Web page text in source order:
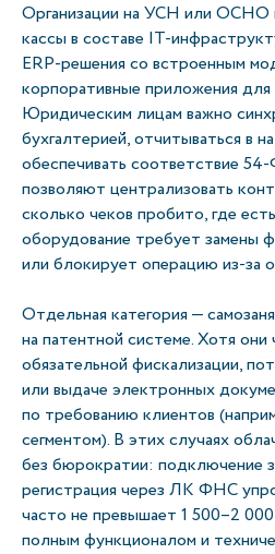
Организации на УСН или ОСНО
кассы в составе IT-
ERP-решения со встроенным
корпоративные приложения для
Юридическим лицам важно
бухгалтерией, отчитываться в
обеспечивать соответствие
позволяют централизовать
сколько чеков пробито, где
оборудование требует замены
или блокирует операцию из-за
Отдельная категория —
на патентной системе. Хотя
обязательной фискализации,
или выдаче электронных
по требованию клиентов
сегментом). В этих случаях
без бюрократии: подключение
регистрация через ЛК ФНС
часто не превышает 1 500–2
полным функционалом и